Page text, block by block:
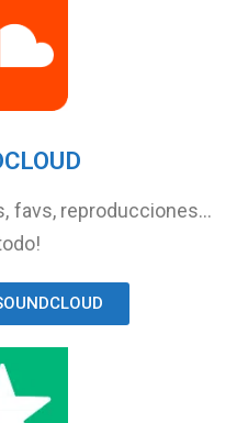
favs, reproducciones…